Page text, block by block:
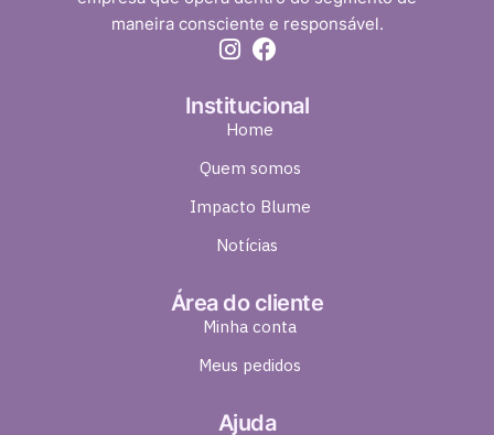
maneira consciente e responsável.
Institucional
Home
Quem somos
Impacto Blume
Notícias
Área do cliente
Minha conta
Meus pedidos
Ajuda